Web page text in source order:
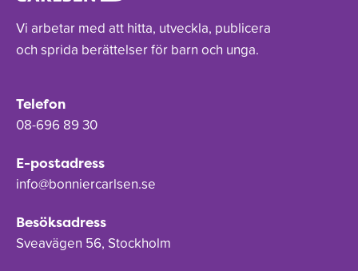
Vi arbetar med att hitta, utveckla, publicera
och sprida berättelser för barn och unga.
Telefon
08-696 89 30
E-postadress
info@bonniercarlsen.se
Besöksadress
Sveavägen 56, Stockholm